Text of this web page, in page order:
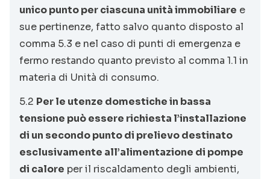
unico punto per ciascuna unità immobiliare e
sue pertinenze, fatto salvo quanto disposto al
comma 5.3 e nel caso di punti di emergenza e
fermo restando quanto previsto al comma 1.1 in
materia di Unità di consumo.
5.2 Per le utenze domestiche in bassa
tensione può essere richiesta l’installazione
di un secondo punto di prelievo destinato
esclusivamente all’alimentazione di pompe
di calore per il riscaldamento degli ambienti,